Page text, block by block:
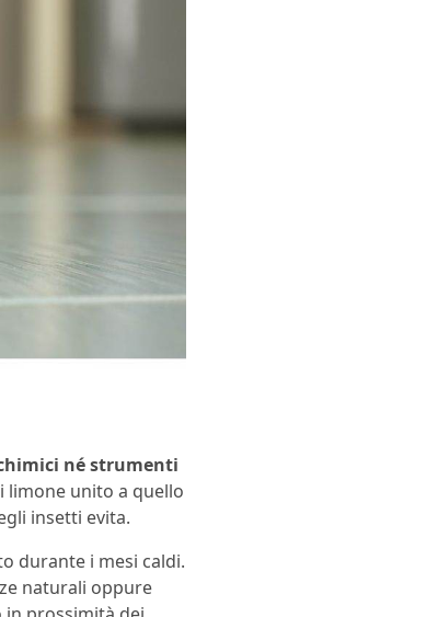
né strumenti
unito a quello
insetti evita.
durante i mesi caldi.
naturali oppure